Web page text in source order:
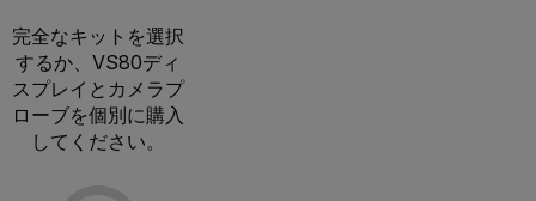
完全なキットを選択
するか、VS80ディ
スプレイとカメラプ
ローブを個別に購入
してください。